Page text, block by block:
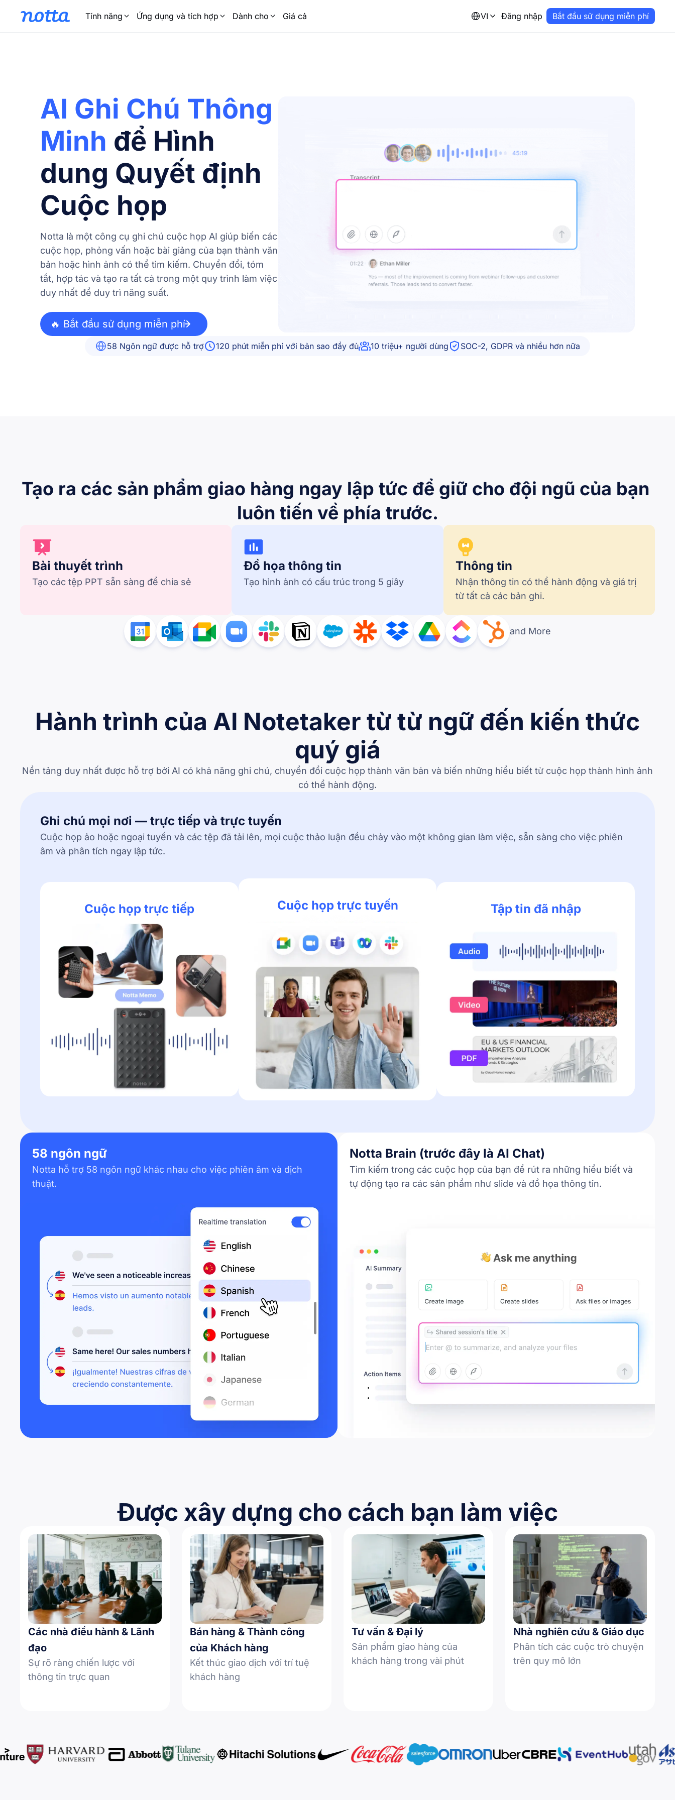
Tính năng Ứng dụng và tích hợp Dành cho Giá cả VI Đăng nhập Bắt đầu sử dụng miễn phí
AI Ghi Chú Thông
Minh để Hình
dung Quyết định
Cuộc họp
Notta là một công cụ ghi chú cuộc họp AI giúp biến các
cuộc họp, phỏng vấn hoặc bài giảng của bạn thành văn
bản hoặc hình ảnh có thể tìm kiếm. Chuyển đổi, tóm
tắt, hợp tác và tạo ra tất cả trong một quy trình làm việc
duy nhất để duy trì năng suất.
🔥 Bắt đầu sử dụng miễn phí
58 Ngôn ngữ được hỗ trợ 120 phút miễn phí với bản sao đầy đủ 10 triệu+ người dùng SOC-2, GDPR và nhiều hơn nữa
Tạo ra các sản phẩm giao hàng ngay lập tức để giữ cho đội ngũ của bạn
luôn tiến về phía trước.
Bài thuyết trình
Tạo các tệp PPT sẵn sàng để chia sẻ
Đồ họa thông tin
Tạo hình ảnh có cấu trúc trong 5 giây
Thông tin
Nhận thông tin có thể hành động và giá trị
từ tất cả các bản ghi.
and More
Hành trình của AI Notetaker từ từ ngữ đến kiến thức
quý giá
Nền tảng duy nhất được hỗ trợ bởi AI có khả năng ghi chú, chuyển đổi cuộc họp thành văn bản và biến những hiểu biết từ cuộc họp thành hình ảnh
có thể hành động.
Ghi chú mọi nơi — trực tiếp và trực tuyến
Cuộc họp ảo hoặc ngoại tuyến và các tệp đã tải lên, mọi cuộc thảo luận đều chảy vào một không gian làm việc, sẵn sàng cho việc phiên
âm và phân tích ngay lập tức.
Cuộc họp trực tiếp Cuộc họp trực tuyến Tập tin đã nhập
58 ngôn ngữ
Notta hỗ trợ 58 ngôn ngữ khác nhau cho việc phiên âm và dịch
thuật.
Notta Brain (trước đây là AI Chat)
Tìm kiếm trong các cuộc họp của bạn để rút ra những hiểu biết và
tự động tạo ra các sản phẩm như slide và đồ họa thông tin.
Được xây dựng cho cách bạn làm việc
Các nhà điều hành & Lãnh
đạo
Sự rõ ràng chiến lược với
thông tin trực quan
Bán hàng & Thành công
của Khách hàng
Kết thúc giao dịch với trí tuệ
khách hàng
Tư vấn & Đại lý
Sản phẩm giao hàng của
khách hàng trong vài phút
Nhà nghiên cứu & Giáo dục
Phân tích các cuộc trò chuyện
trên quy mô lớn